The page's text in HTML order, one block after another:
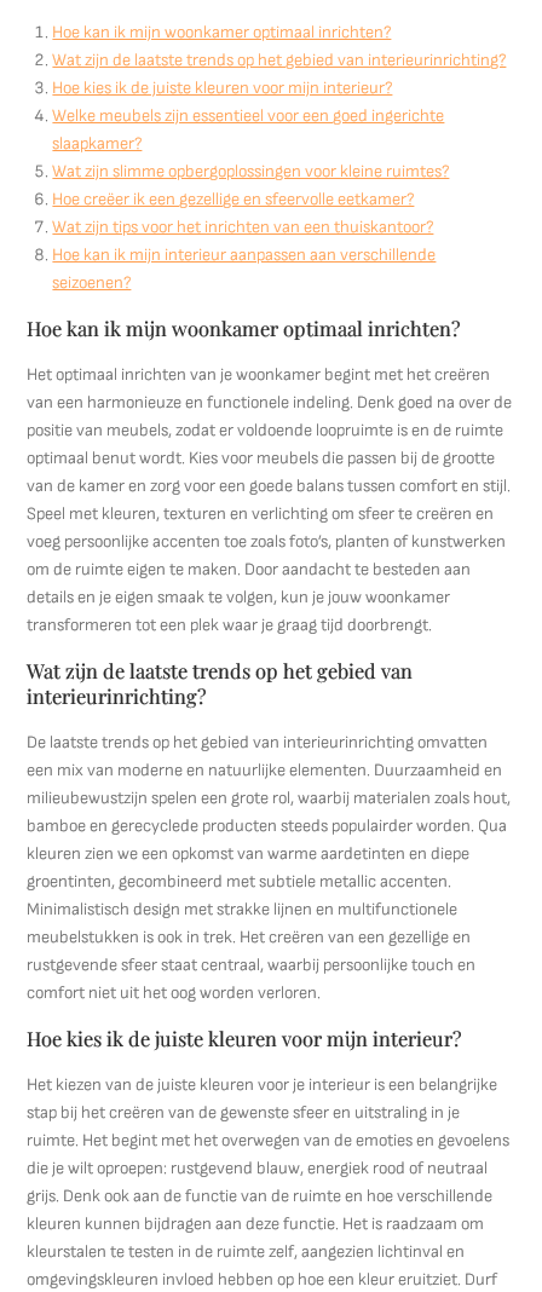
Hoe kan ik mijn woonkamer optimaal inrichten?
Wat zijn de laatste trends op het gebied van interieurinrichting?
Hoe kies ik de juiste kleuren voor mijn interieur?
Welke meubels zijn essentieel voor een goed ingerichte
slaapkamer?
Wat zijn slimme opbergoplossingen voor kleine ruimtes?
Hoe creëer ik een gezellige en sfeervolle eetkamer?
Wat zijn tips voor het inrichten van een thuiskantoor?
Hoe kan ik mijn interieur aanpassen aan verschillende
seizoenen?
Hoe kan ik mijn woonkamer optimaal inrichten?
Het optimaal inrichten van je woonkamer begint met het creëren
van een harmonieuze en functionele indeling. Denk goed na over de
positie van meubels, zodat er voldoende loopruimte is en de ruimte
optimaal benut wordt. Kies voor meubels die passen bij de grootte
van de kamer en zorg voor een goede balans tussen comfort en stijl.
Speel met kleuren, texturen en verlichting om sfeer te creëren en
voeg persoonlijke accenten toe zoals foto’s, planten of kunstwerken
om de ruimte eigen te maken. Door aandacht te besteden aan
details en je eigen smaak te volgen, kun je jouw woonkamer
transformeren tot een plek waar je graag tijd doorbrengt.
Wat zijn de laatste trends op het gebied van
interieurinrichting?
De laatste trends op het gebied van interieurinrichting omvatten
een mix van moderne en natuurlijke elementen. Duurzaamheid en
milieubewustzijn spelen een grote rol, waarbij materialen zoals hout,
bamboe en gerecyclede producten steeds populairder worden. Qua
kleuren zien we een opkomst van warme aardetinten en diepe
groentinten, gecombineerd met subtiele metallic accenten.
Minimalistisch design met strakke lijnen en multifunctionele
meubelstukken is ook in trek. Het creëren van een gezellige en
rustgevende sfeer staat centraal, waarbij persoonlijke touch en
comfort niet uit het oog worden verloren.
Hoe kies ik de juiste kleuren voor mijn interieur?
Het kiezen van de juiste kleuren voor je interieur is een belangrijke
stap bij het creëren van de gewenste sfeer en uitstraling in je
ruimte. Het begint met het overwegen van de emoties en gevoelens
die je wilt oproepen: rustgevend blauw, energiek rood of neutraal
grijs. Denk ook aan de functie van de ruimte en hoe verschillende
kleuren kunnen bijdragen aan deze functie. Het is raadzaam om
kleurstalen te testen in de ruimte zelf, aangezien lichtinval en
omgevingskleuren invloed hebben op hoe een kleur eruitziet. Durf